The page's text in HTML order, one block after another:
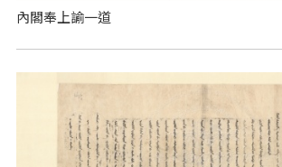
內閣奉上諭一道